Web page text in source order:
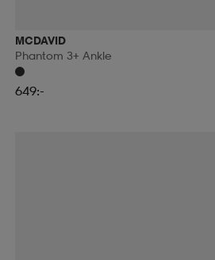
MCDAVID
Phantom 3+ Ankle
649:-